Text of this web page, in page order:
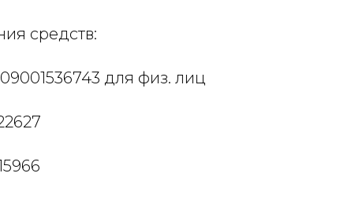
средств:
для физ. лиц